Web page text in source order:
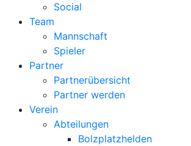
Social
Team
Mannschaft
Spieler
Partner
Partnerübersicht
Partner werden
Verein
Abteilungen
Bolzplatzhelden